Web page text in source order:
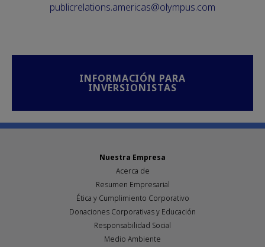
publicrelations.americas@olympus.com
INFORMACIÓN PARA
INVERSIONISTAS
Nuestra Empresa
Acerca de
Resumen Empresarial
Ética y Cumplimiento Corporativo
Donaciones Corporativas y Educación
Responsabilidad Social
Medio Ambiente